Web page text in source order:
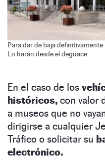
Para dar de baja definitivamente
Lo harán desde el deguace.
En el caso de los
históricos, con valor
a museos que no
dirigirse a cualquier
Tráfico o solicitar su
electrónico.